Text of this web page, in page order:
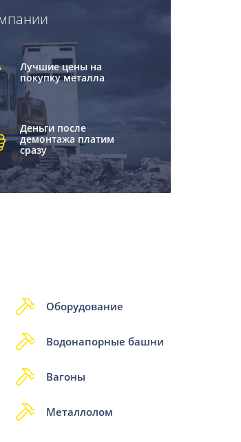
Лучшие цены на
покупку металла
Деньги после
демонтажа платим
сразу
Оборудование
Водонапорные башни
Вагоны
Металлолом